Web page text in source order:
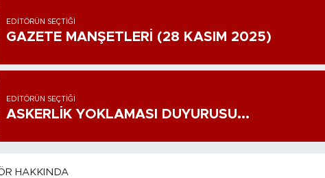
EDITÖRÜN SEÇTIĞI
GAZETE MANŞETLERİ (28 KASIM 2025)
EDITÖRÜN SEÇTIĞI
ASKERLİK YOKLAMASI DUYURUSU...
HAKKINDA